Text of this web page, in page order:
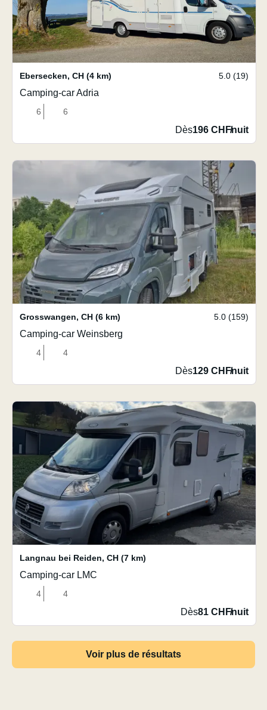
Ebersecken, CH (4 km) 5.0 (19)
Camping-car Adria
6 6
Dès196 CHF/nuit
Grosswangen, CH (6 km) 5.0 (159)
Camping-car Weinsberg
4 4
Dès129 CHF/nuit
Langnau bei Reiden, CH (7 km)
Camping-car LMC
4 4
Dès81 CHF/nuit
Voir plus de résultats